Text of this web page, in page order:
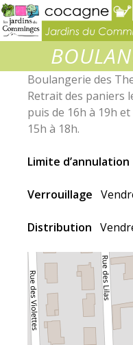
Boulangerie des
Retrait des paniers
puis de 16h à 19h
15h à 18h.
Limite d’annulation
Verrouillage
Distribution